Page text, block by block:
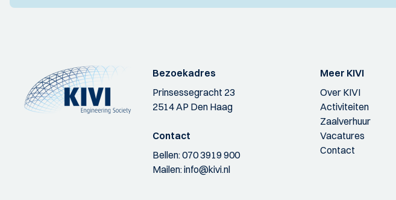
Bezoekadres
Prinsessegracht 23
2514 AP Den Haag
Contact
Bellen:070 3919 900
Mailen:info@kivi.nl
Meer KIVI
Over KIVI
Activiteiten
Zaalverhuur
Vacatures
Contact